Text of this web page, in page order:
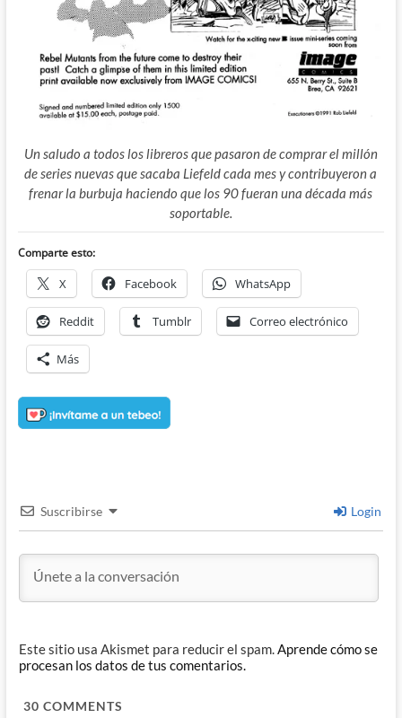
Un saludo a todos los libreros que pasaron de comprar el millón
de series nuevas que sacaba Liefeld cada mes y contribuyeron a
frenar la burbuja haciendo que los 90 fueran una década más
soportable.
Comparte esto:
X Facebook WhatsApp
Reddit Tumblr Correo electrónico
Más
Suscribirse Login
Este sitio usa Akismet para reducir el spam.Aprende cómo se
procesan los datos de tus comentarios.
30 COMMENTS